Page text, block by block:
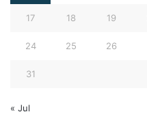
17 18 19
24 25 26
31
« Jul